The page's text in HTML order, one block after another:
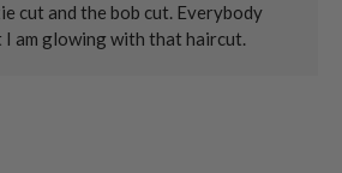
cut and the bob cut. Everybody
am glowing with that haircut.